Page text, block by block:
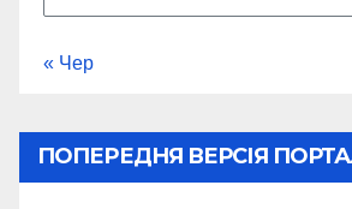
« Чер
ПОПЕРЕДНЯ ВЕРСІЯ